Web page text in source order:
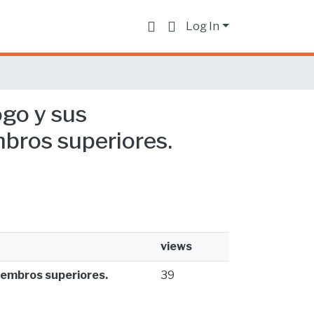
Log In
y sus
superiores.
views
superiores. 39